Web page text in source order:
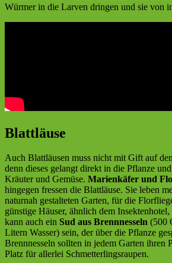
Würmer in die Larven dringen und sie von
Blattläuse
Auch Blattläusen muss nicht mit Gift auf
denn dieses gelangt direkt in die Pflanze
Kräuter und Gemüse. Marienkäfer und
hingegen fressen die Blattläuse. Sie leben
naturnah gestalteten Garten, für die
günstige Häuser, ähnlich dem
kann auch ein Sud aus Brennnesseln (500
Litern Wasser) sein, der über die Pflanze
Brennnesseln sollten in jedem Garten ihren
Platz für allerlei Schmetterlingsraupen.